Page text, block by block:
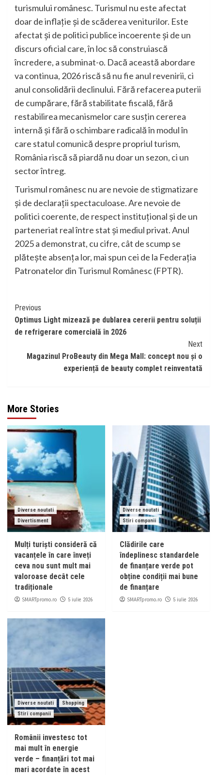
turismului românesc. Turismul nu este afectat
doar de inflație și de scăderea veniturilor. Este
afectat și de politici publice incoerente și de un
discurs oficial care, în loc să construiască
încredere, a subminat-o. Dacă această abordare
va continua, 2026 riscă să nu fie anul revenirii, ci
anul consolidării declinului. Fără refacerea puterii
de cumpărare, fără stabilitate fiscală, fără
restabilirea mecanismelor care susțin cererea
internă și fără o schimbare radicală în modul în
care statul comunică despre propriul turism,
România riscă să piardă nu doar un sezon, ci un
sector întreg.
Turismul românesc nu are nevoie de stigmatizare
și de declarații spectaculoase. Are nevoie de
politici coerente, de respect instituțional și de un
parteneriat real între stat și mediul privat. Anul
2025 a demonstrat, cu cifre, cât de scump se
plătește absența lor, mai spun cei de la Federația
Patronatelor din Turismul Românesc (FPTR).
Continue
Reading
Previous
Optimus Light mizează pe dublarea cererii pentru soluții
de refrigerare comercială în 2026
Next
Magazinul ProBeauty din Mega Mall: concept nou și o
experiență de beauty complet reinventată
More Stories
Diverse noutati
Divertisment
Mulți turiști consideră că
vacanțele în care înveți
ceva nou sunt mult mai
valoroase decât cele
tradiționale
SMARTpromo.ro 5 iulie 2026
Diverse noutati
Stiri companii
Clădirile care
îndeplinesc standardele
de finanțare verde pot
obține condiții mai bune
de finanțare
SMARTpromo.ro 5 iulie 2026
Diverse noutati
Shopping
Stiri companii
Românii investesc tot
mai mult în energie
verde – finanțări tot mai
mari acordate în acest